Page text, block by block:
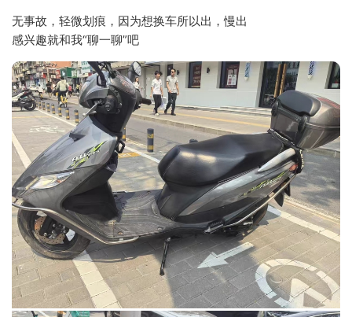
无事故，轻微划痕，因为想换车所以出，慢出
感兴趣就和我“聊一聊”吧